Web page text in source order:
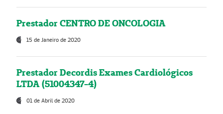
Prestador CENTRO DE ONCOLOGIA
15 de Janeiro de 2020
Prestador Decordis Exames Cardiológicos
LTDA (51004347-4)
01 de Abril de 2020